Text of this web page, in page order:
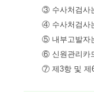
③ 수사처검사
④ 수사처검사
⑤ 내부고발자
⑥ 신원관리카
⑦ 제3항 및 제